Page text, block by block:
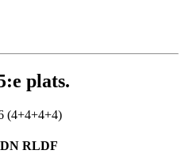
plats.
(4+4+4+4)
RLDF